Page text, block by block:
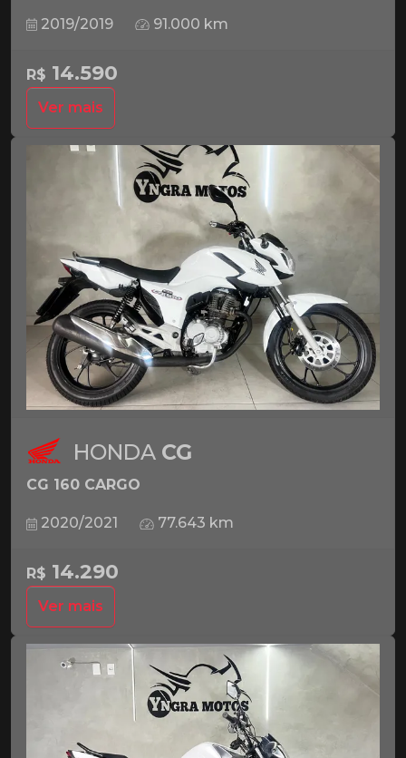
2019/2019 91.000 km
R$ 14.590
Ver mais
HONDA CG
CG 160 CARGO
2020/2021 77.643 km
R$ 14.290
Ver mais